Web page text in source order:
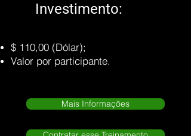
Investimento:
$ 110,00 (Dólar);
Valor por participante.
Mais Informações